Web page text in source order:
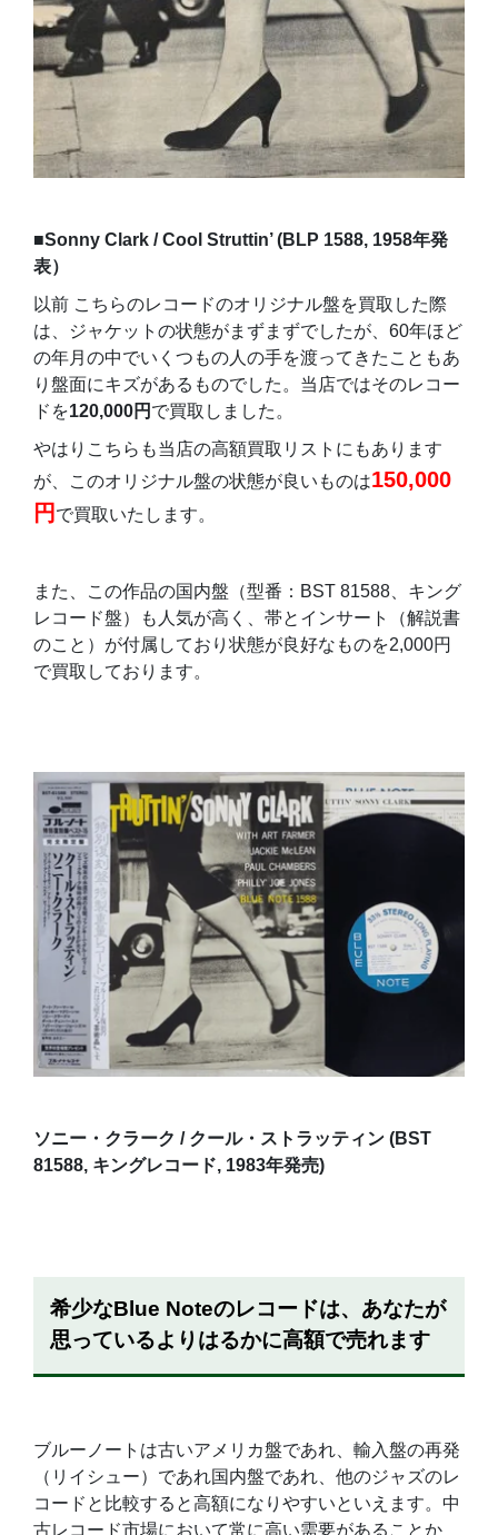
■Sonny Clark / Cool Struttin’ (BLP 1588, 1958年発
表）
以前 こちらのレコードのオリジナル盤を買取した際
は、ジャケットの状態がまずまずでしたが、60年ほど
の年月の中でいくつもの人の手を渡ってきたこともあ
り盤面にキズがあるものでした。当店ではそのレコー
ドを120,000円 で買取しました。
やはりこちらも当店の高額買取リストにもあります
が、このオリジナル盤の状態が良いものは150,000
円 で買取いたします。
また、この作品の国内盤（型番：BST 81588、キング
レコード盤）も人気が高く、帯とインサート（解説書
のこと）が付属しており状態が良好なものを2,000円
で買取しております。
ソニー・クラーク / クール・ストラッティン (BST
81588, キングレコード, 1983年発売)
希少なBlue Noteのレコードは、あなたが
思っているよりはるかに高額で売れます
ブルーノートは古いアメリカ盤であれ、輸入盤の再発
（リイシュー）であれ国内盤であれ、他のジャズのレ
コードと比較すると高額になりやすいといえます。中
古レコード市場において常に高い需要があることか